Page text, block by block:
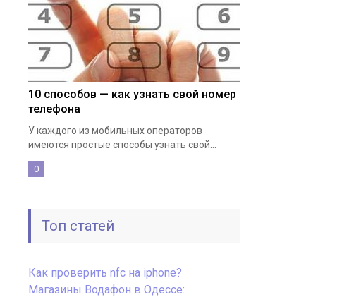
10 способов — как узнать свой номер
телефона
У каждого из мобильных операторов
имеются простые способы узнать свой...
0
Топ статей
Как проверить nfc на iphone?
Магазины Водафон в Одессе: